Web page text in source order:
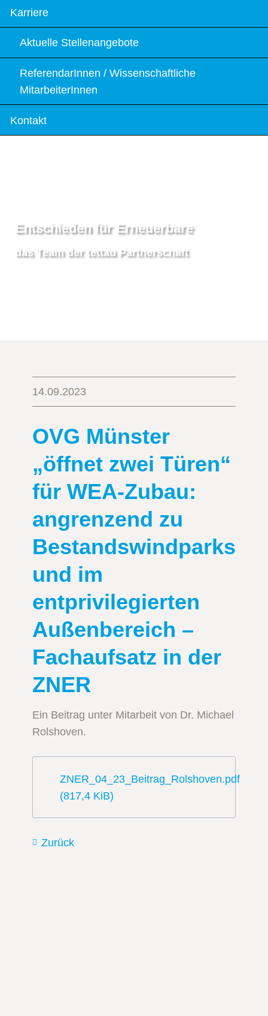
Karriere
Aktuelle Stellenangebote
ReferendarInnen / Wissenschaftliche
MitarbeiterInnen
Kontakt
Entschieden für Erneuerbare
das Team der tettau Partnerschaft
14.09.2023
OVG Münster
„öffnet zwei Türen“
für WEA-Zubau:
angrenzend zu
Bestandswindparks
und im
entprivilegierten
Außenbereich –
Fachaufsatz in der
ZNER
Ein Beitrag unter Mitarbeit von Dr. Michael
Rolshoven.
ZNER_04_23_Beitrag_Rolshoven.pdf
(817,4 KiB)
Zurück